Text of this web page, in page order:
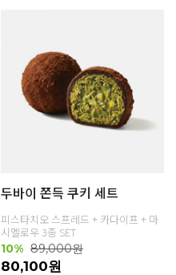
두바이 쫀득 쿠키 세트
피스타치오 스프레드 + 카다이프 + 마
시멜로우 3종 SET
10% 89,000원
80,100원